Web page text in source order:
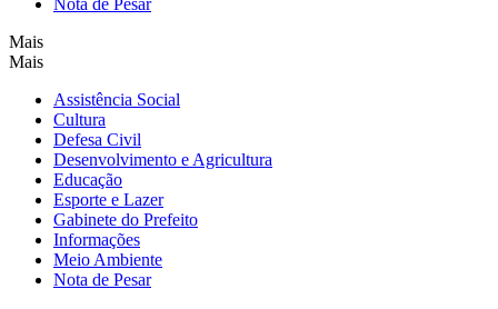
Nota de Pesar
Mais
Mais
Assistência Social
Cultura
Defesa Civil
Desenvolvimento e Agricultura
Educação
Esporte e Lazer
Gabinete do Prefeito
Informações
Meio Ambiente
Nota de Pesar